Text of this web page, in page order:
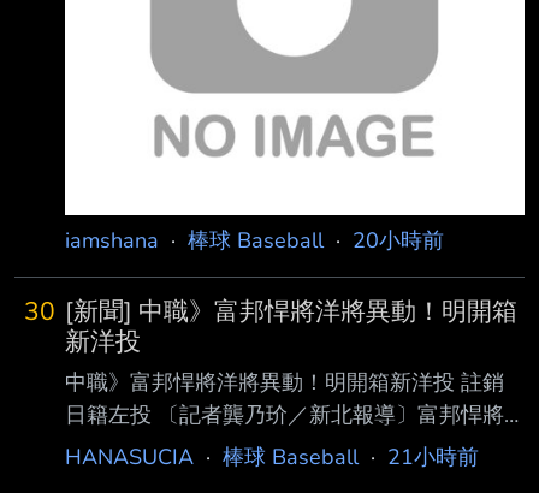
敗，投5.2局有高達7次四死球，但防禦率僅
1.59，最快球 速151公里。他表示，目前感覺還
不錯，台灣天氣跟他的家鄉佛羅里達滿相似的，
「這是 我第一次到海外打球，我還滿興奮
的。」 瑪帝斯透露在二軍吃
iamshana · 棒球 Baseball· 20小時前
30 [新聞] 中職》富邦悍將洋將異動！明開箱
新洋投
中職》富邦悍將洋將異動！明開箱新洋投 註銷
日籍左投 〔記者龔乃玠／新北報導〕富邦悍將
總教練後藤光尊今天明言，洋投瑪帝斯明天確定
HANASUCIA · 棒球 Baseball· 21小時前